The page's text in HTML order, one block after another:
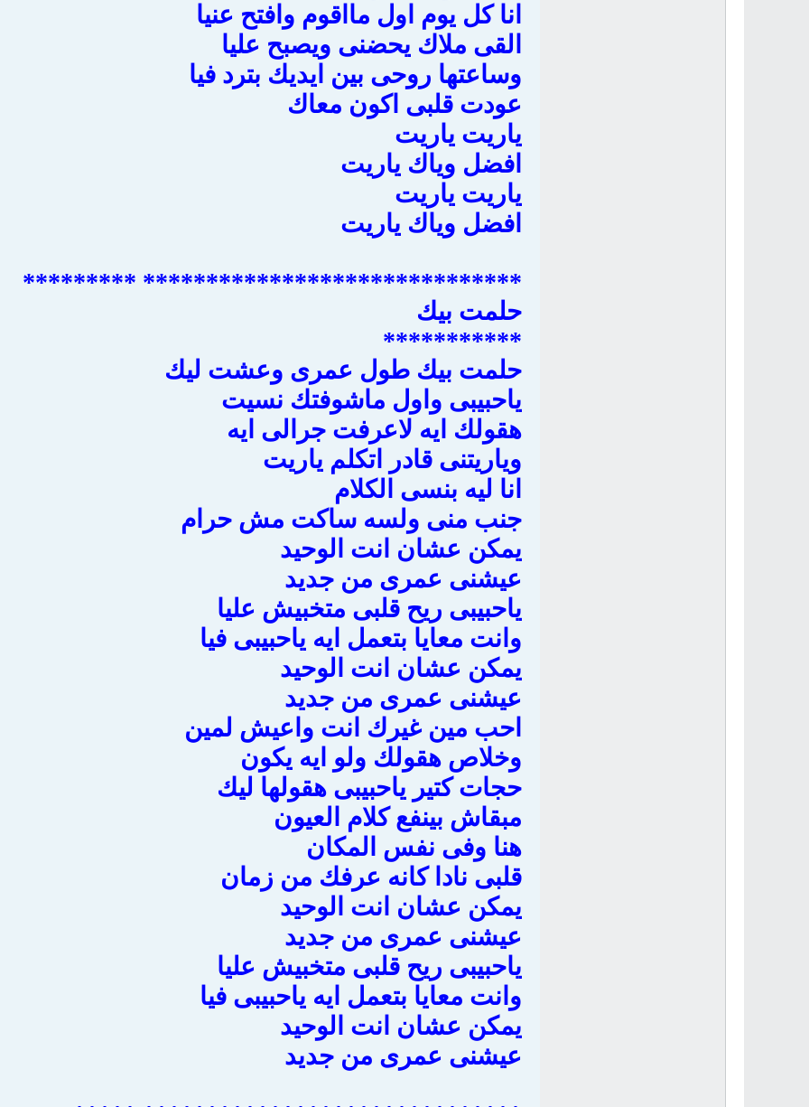
انا كل يوم اول مااقوم وافتح عنيا
القى ملاك يحضنى ويصبح عليا
وساعتها روحى بين ايديك بترد فيا
عودت قلبى اكون معاك
ياريت ياريت
افضل وياك ياريت
ياريت ياريت
افضل وياك ياريت
****************************** *********
حلمت بيك
***********
حلمت بيك طول عمرى وعشت ليك
ياحبيبى واول ماشوفتك نسيت
هقولك ايه لاعرفت جرالى ايه
وياريتنى قادر اتكلم ياريت
انا ليه بنسى الكلام
جنب منى ولسه ساكت مش حرام
يمكن عشان انت الوحيد
عيشنى عمرى من جديد
ياحبيبى ريح قلبى متخبيش عليا
وانت معايا بتعمل ايه ياحبيبى فيا
يمكن عشان انت الوحيد
عيشنى عمرى من جديد
احب مين غيرك انت واعيش لمين
وخلاص هقولك ولو ايه يكون
حجات كتير ياحبيبى هقولها ليك
مبقاش بينفع كلام العيون
هنا وفى نفس المكان
قلبى نادا كانه عرفك من زمان
يمكن عشان انت الوحيد
عيشنى عمرى من جديد
ياحبيبى ريح قلبى متخبيش عليا
وانت معايا بتعمل ايه ياحبيبى فيا
يمكن عشان انت الوحيد
عيشنى عمرى من جديد